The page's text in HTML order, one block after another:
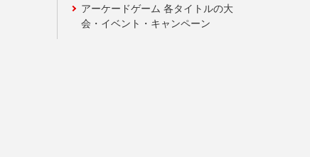
アーケードゲーム 各タイトルの大
会・イベント・キャンペーン